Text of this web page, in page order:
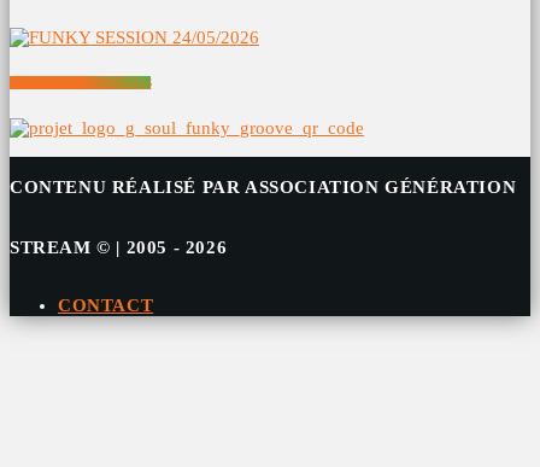
FUNKY SESSION 24/05/2026
CONTENU RÉALISÉ PAR ASSOCIATION GÉNÉRATION
STREAM © | 2005 - 2026
CONTACT